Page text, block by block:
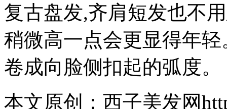
复古盘发,齐肩短发也不
稍微高一点会更显得年
卷成向脸侧扣起的弧度。
本文原创：西子美发网